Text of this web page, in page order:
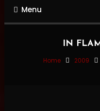
Menu
IN
Home 2009